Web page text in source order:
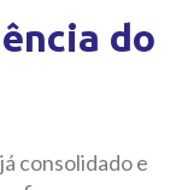
do
consolidado e